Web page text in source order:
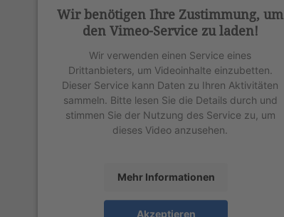
Wir benötigen Ihre Zustimmung, um
den Vimeo-Service zu laden!
Wir verwenden einen Service eines
Drittanbieters, um Videoinhalte einzubetten.
Dieser Service kann Daten zu Ihren Aktivitäten
sammeln. Bitte lesen Sie die Details durch und
stimmen Sie der Nutzung des Service zu, um
dieses Video anzusehen.
Mehr Informationen
Akzeptieren